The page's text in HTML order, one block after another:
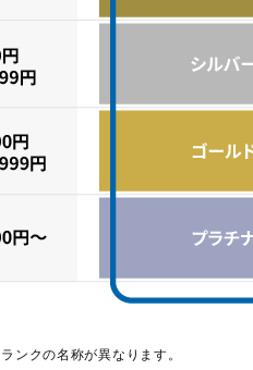
ンクの名称が異なります。